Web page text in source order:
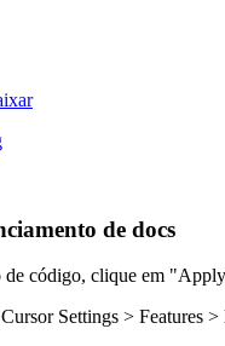
de docs
código, clique em
Settings > Features >